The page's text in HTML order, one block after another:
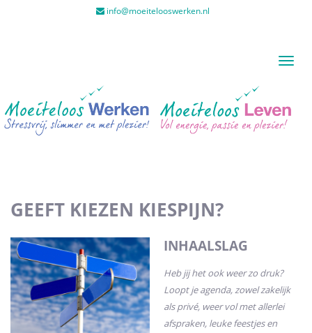
info@moeitelooswerken.nl
Toggle
GEEFT KIEZEN KIESPIJN?
INHAALSLAG
Heb jij het ook weer zo druk?
Loopt je agenda, zowel zakelijk
als privé, weer vol met allerlei
afspraken, leuke feestjes en